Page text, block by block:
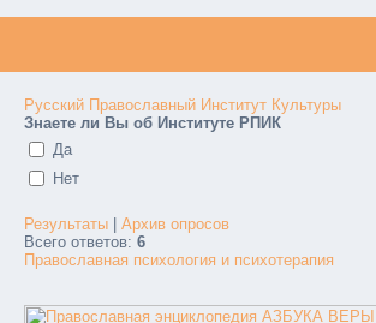
Русский Православный Институт Культуры
Знаете ли Вы об Институте РПИК
Да
Нет
Результаты
Архив опросов
Всего ответов: 6
Православная психология и психотерапия